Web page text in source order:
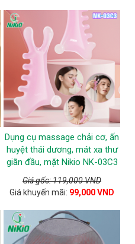
Dụng cụ massage chải cơ, ấn
huyệt thái dương, mát xa thư
giãn đầu, mặt Nikio NK-03C3
Giá gốc: 119,000 VND
Giá khuyến mãi: 99,000 VND